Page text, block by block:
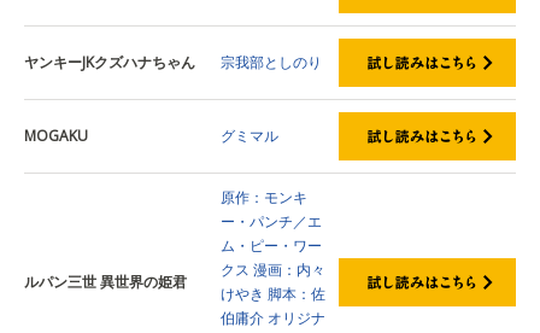
ヤンキーJKクズハナちゃん 宗我部としのり
MOGAKU グミマル
ルパン三世 異世界の姫君
原作：モンキ
ー・パンチ／エ
ム・ピー・ワー
クス 漫画：内々
けやき 脚本：佐
伯庸介 オリジナ